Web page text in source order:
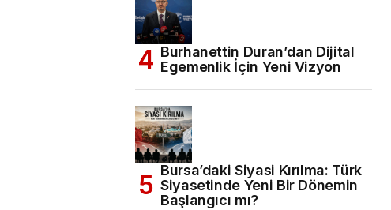
Burhanettin Duran’dan Dijital
Egemenlik İçin Yeni Vizyon
Bursa’daki Siyasi Kırılma: Türk
Siyasetinde Yeni Bir Dönemin
Başlangıcı mı?